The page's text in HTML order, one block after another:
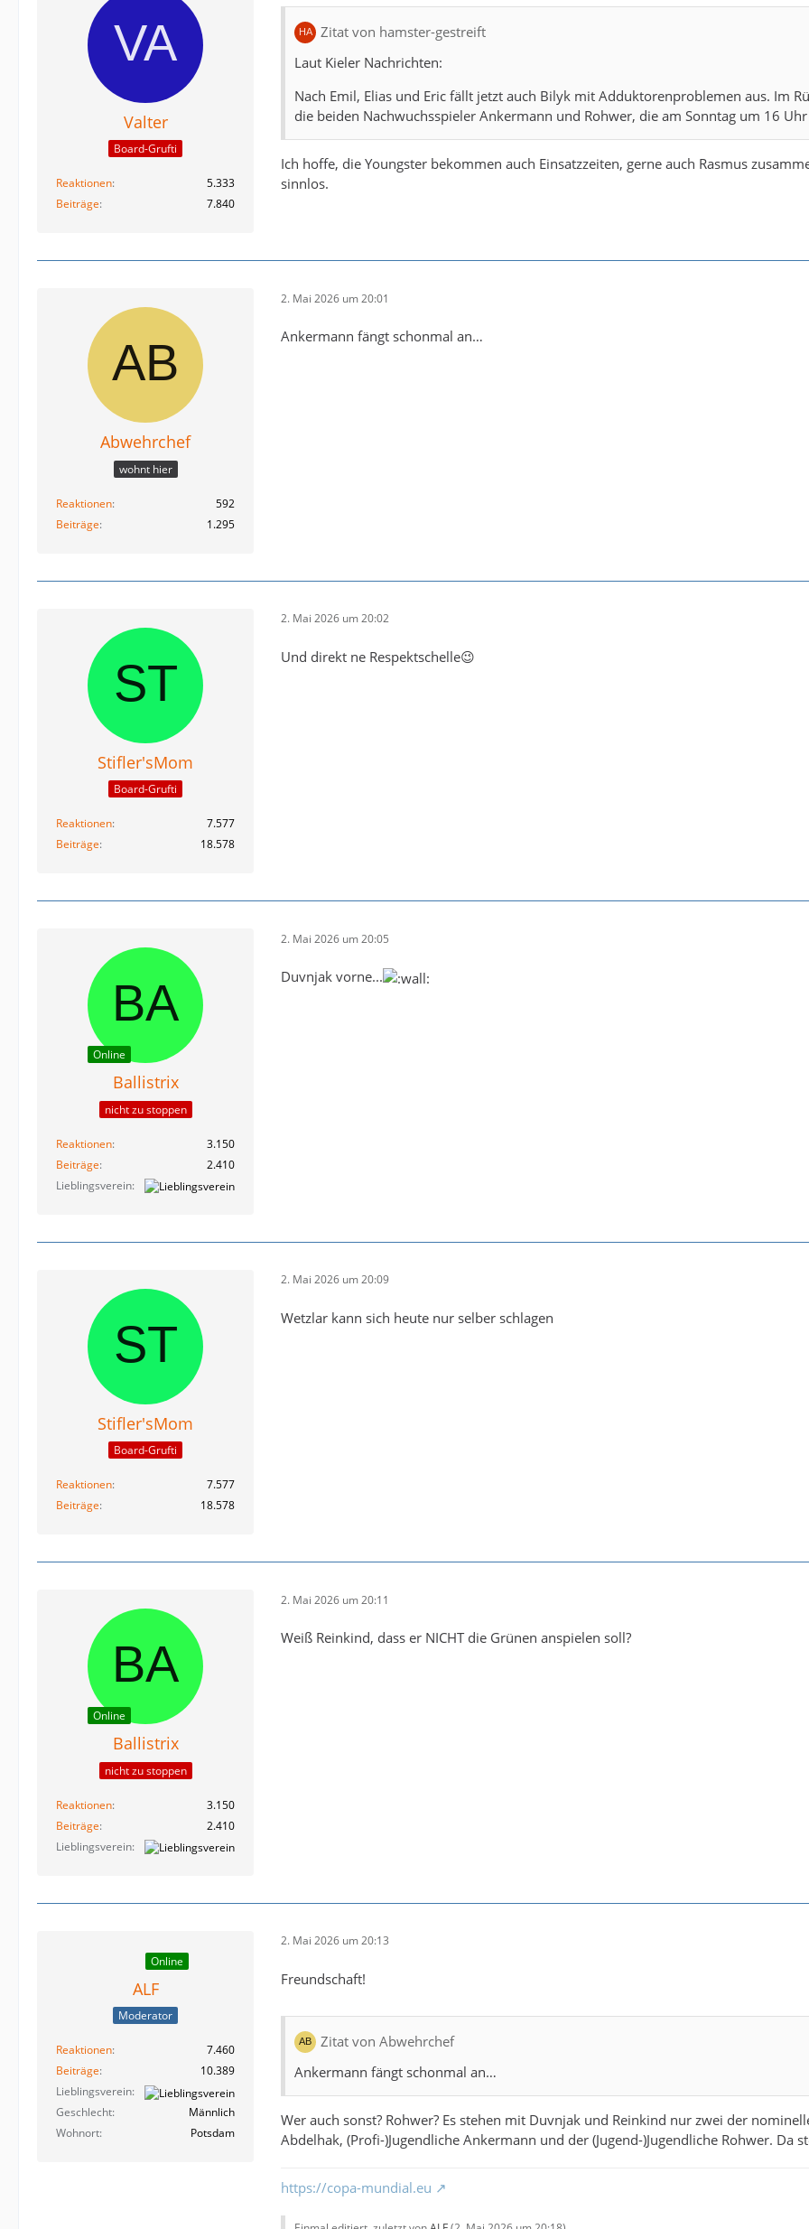
Valter
Board-Grufti
Reaktionen
5.333
Beiträge
7.840
Zitat von hamster-gestreift
Laut Kieler Nachrichten:
Nach Emil, Elias und Eric fällt jetzt auch Bilyk mit Adduktorenproblemen aus. Im
die beiden Nachwuchsspieler Ankermann und Rohwer, die am Sonntag um 16
Ich hoffe, die Youngster bekommen auch Einsatzzeiten, gerne auch Rasmus
sinnlos.
Abwehrchef
wohnt hier
Reaktionen
592
Beiträge
1.295
2. Mai 2026 um 20:01
Ankermann fängt schonmal an…
Stifler'sMom
Board-Grufti
Reaktionen
7.577
Beiträge
18.578
2. Mai 2026 um 20:02
Und direkt ne Respektschelle😉
Online
Ballistrix
nicht zu stoppen
Reaktionen
3.150
Beiträge
2.410
Lieblingsverein
2. Mai 2026 um 20:05
Duvnjak vorne...
Stifler'sMom
Board-Grufti
Reaktionen
7.577
Beiträge
18.578
2. Mai 2026 um 20:09
Wetzlar kann sich heute nur selber schlagen
Online
Ballistrix
nicht zu stoppen
Reaktionen
3.150
Beiträge
2.410
Lieblingsverein
2. Mai 2026 um 20:11
Weiß Reinkind, dass er NICHT die Grünen anspielen soll?
Online
ALF
Moderator
Reaktionen
7.460
Beiträge
10.389
Lieblingsverein
Geschlecht
Männlich
Wohnort
Potsdam
2. Mai 2026 um 20:13
Freundschaft!
Zitat von Abwehrchef
Ankermann fängt schonmal an…
Wer auch sonst? Rohwer? Es stehen mit Duvnjak und Reinkind nur zwei der
Abdelhak, (Profi-)Jugendliche Ankermann und der (Jugend-)Jugendliche Rohwer. Da
https://copa-mundial.eu